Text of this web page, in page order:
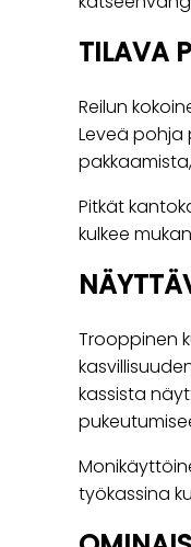
TILAVA
Reilun
Leveä
Pitkät
kulkee
Trooppinen
kassista
työkassina